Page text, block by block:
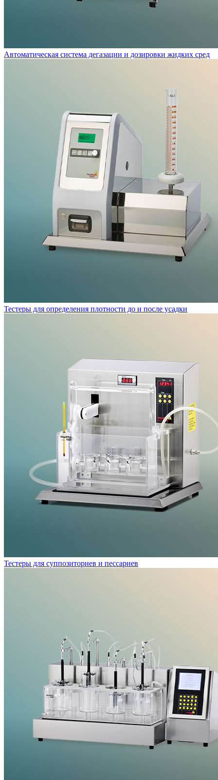
Автоматическая система дегазации и дозировки жидких сред
Тестеры для определения плотности до и после усадки
Тестеры для суппозиториев и пессариев